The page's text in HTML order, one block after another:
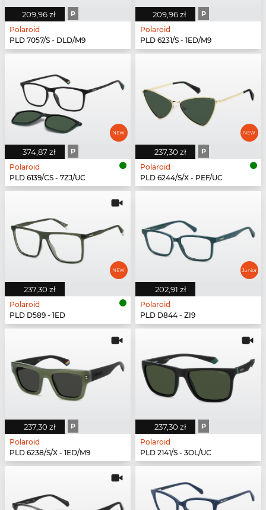
209,96 zł P
Polaroid
PLD 7057/S - DLD/M9
209,96 zł P
Polaroid
PLD 6231/S - 1ED/M9
374,87 zł P
Polaroid
PLD 6139/CS - 7ZJ/UC
237,30 zł P
Polaroid
PLD 6244/S/X - PEF/UC
237,30 zł
Polaroid
PLD D589 - 1ED
202,91 zł
Polaroid
PLD D844 - ZI9
237,30 zł P
Polaroid
PLD 6238/S/X - 1ED/M9
237,30 zł P
Polaroid
PLD 2141/S - 3OL/UC